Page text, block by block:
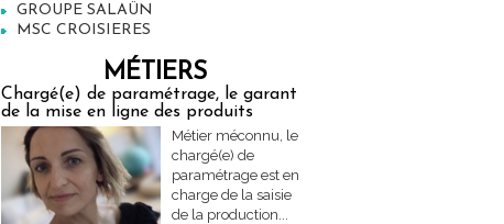
GROUPE SALAÜN
MSC CROISIERES
MÉTIERS
Chargé(e) de paramétrage, le garant
de la mise en ligne des produits
Métier méconnu, le
chargé(e) de
paramétrage est en
charge de la saisie
de la production...